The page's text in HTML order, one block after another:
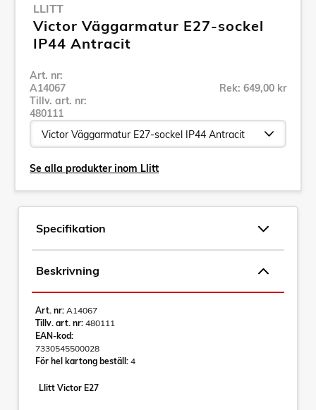
LLITT
Victor Väggarmatur E27-sockel
IP44 Antracit
Art. nr:
A14067
Tillv. art. nr:
480111
Rek: 649,00 kr
Se alla produkter inom Llitt
Specifikation
Beskrivning
Art. nr: A14067
Tillv. art. nr: 480111
EAN-kod:
7330545500028
För hel kartong beställ: 4
Llitt Victor E27